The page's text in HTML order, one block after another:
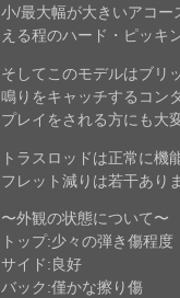
小/最大幅が大きいアコー
える程のハード・ピッキ
そしてこのモデルはブリ
鳴りをキャッチするコン
プレイをされる方にも大
トラスロッドは正常に機
フレット減りは若干あり
〜外観の状態について〜
トップ:少々の弾き傷程度
サイド:良好
バック:僅かな擦り傷